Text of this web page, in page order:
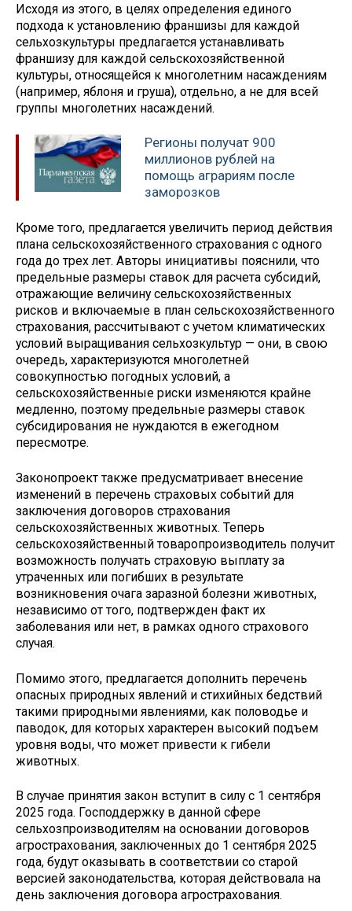
Исходя из этого, в целях определения единого
подхода к установлению франшизы для каждой
сельхозкультуры предлагается устанавливать
франшизу для каждой сельскохозяйственной
культуры, относящейся к многолетним насаждениям
(например, яблоня и груша), отдельно, а не для всей
группы многолетних насаждений.
Регионы получат 900
миллионов рублей на
помощь аграриям после
заморозков
Кроме того, предлагается увеличить период действия
плана сельскохозяйственного страхования с одного
года до трех лет. Авторы инициативы пояснили, что
предельные размеры ставок для расчета субсидий,
отражающие величину сельскохозяйственных
рисков и включаемые в план сельскохозяйственного
страхования, рассчитывают с учетом климатических
условий выращивания сельхозкультур — они, в свою
очередь, характеризуются многолетней
совокупностью погодных условий, а
сельскохозяйственные риски изменяются крайне
медленно, поэтому предельные размеры ставок
субсидирования не нуждаются в ежегодном
пересмотре.
Законопроект также предусматривает внесение
изменений в перечень страховых событий для
заключения договоров страхования
сельскохозяйственных животных. Теперь
сельскохозяйственный товаропроизводитель получит
возможность получать страховую выплату за
утраченных или погибших в результате
возникновения очага заразной болезни животных,
независимо от того, подтвержден факт их
заболевания или нет, в рамках одного страхового
случая.
Помимо этого, предлагается дополнить перечень
опасных природных явлений и стихийных бедствий
такими природными явлениями, как половодье и
паводок, для которых характерен высокий подъем
уровня воды, что может привести к гибели
животных.
В случае принятия закон вступит в силу с 1 сентября
2025 года. Господдержку в данной сфере
сельхозпроизводителям на основании договоров
агрострахования, заключенных до 1 сентября 2025
года, будут оказывать в соответствии со старой
версией законодательства, которая действовала на
день заключения договора агрострахования.